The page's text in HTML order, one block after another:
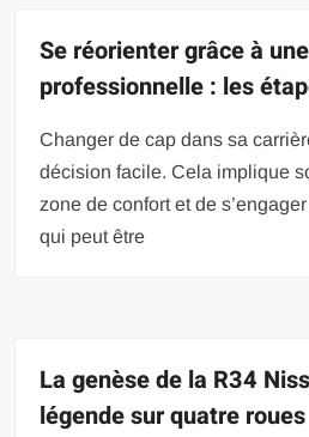
Se réorienter grâce à
professionnelle : les
Changer de cap dans sa
décision facile. Cela implique
zone de confort et de
qui peut être
La genèse de la R34
légende sur quatre roues